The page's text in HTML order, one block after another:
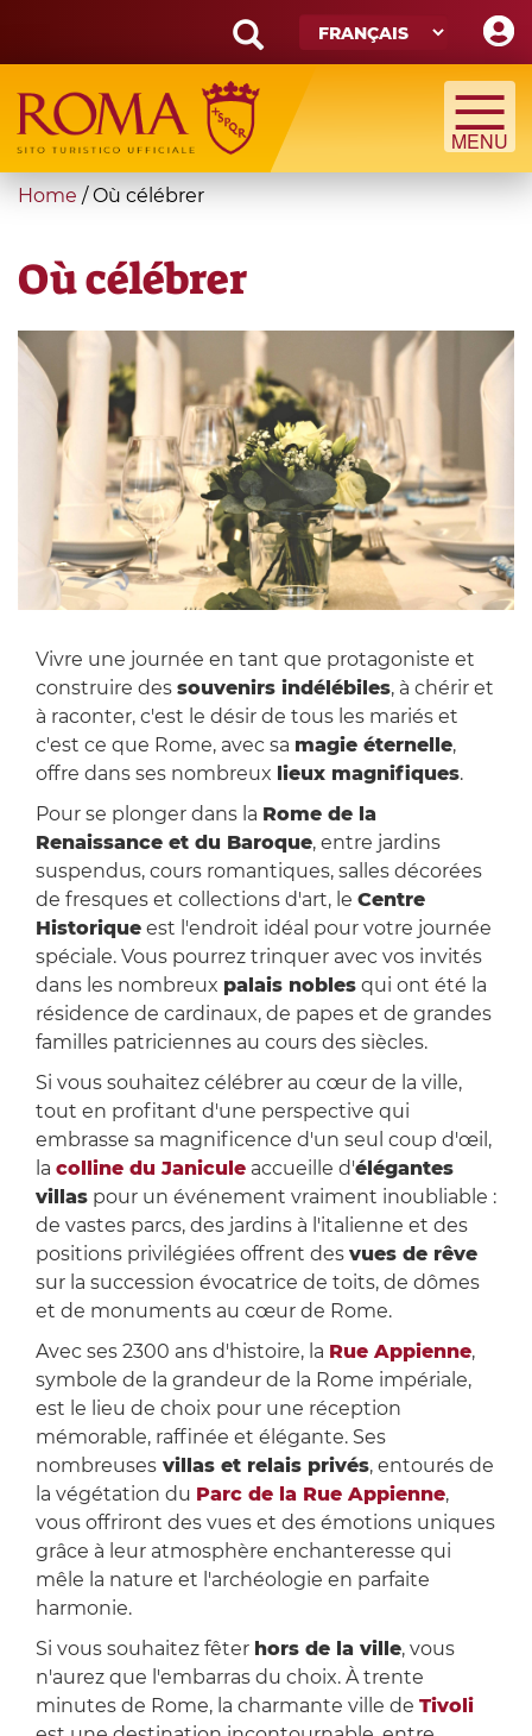
main
content
Search
form
Recherche
You
here
Home /Où célébrer
Où célébrer
Vivre une journée en tant que protagoniste et
construire des souvenirs indélébiles, à chérir et
à raconter, c'est le désir de tous les mariés et
c'est ce que Rome, avec sa magie éternelle,
offre dans ses nombreux lieux magnifiques.
Pour se plonger dans la Rome de la
Renaissance et du Baroque, entre jardins
suspendus, cours romantiques, salles décorées
de fresques et collections d'art, le Centre
Historiqueest l'endroit idéal pour votre journée
spéciale. Vous pourrez trinquer avec vos invités
dans les nombreux palais noblesqui ont été la
résidence de cardinaux, de papes et de grandes
familles patriciennes au cours des siècles.
Si vous souhaitez célébrer au cœur de la ville,
tout en profitant d'une perspective qui
embrasse sa magnificence d'un seul coup d'œil,
la colline du Janiculeaccueille d'élégantes
villaspour un événement vraiment inoubliable :
de vastes parcs, des jardins à l'italienne et des
positions privilégiées offrent des vues de rêve
sur la succession évocatrice de toits, de dômes
et de monuments au cœur de Rome.
Avec ses 2300 ans d'histoire, la Rue Appienne,
symbole de la grandeur de la Rome impériale,
est le lieu de choix pour une réception
mémorable, raffinée et élégante. Ses
nombreusesvillas et relais privés, entourés de
la végétation du Parc de la Rue Appienne,
vous offriront des vues et des émotions uniques
grâce à leur atmosphère enchanteresse qui
mêle la nature et l'archéologie en parfaite
harmonie.
Si vous souhaitez fêter hors de la ville, vous
n'aurez que l'embarras du choix. À trente
minutes de Rome, la charmante ville de Tivoli